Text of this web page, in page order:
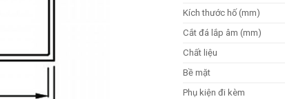
Kích thước hố (mm)
Cắt đá lắp âm (mm)
Chất liệu
Bề mặt
Phụ kiện đi kèm